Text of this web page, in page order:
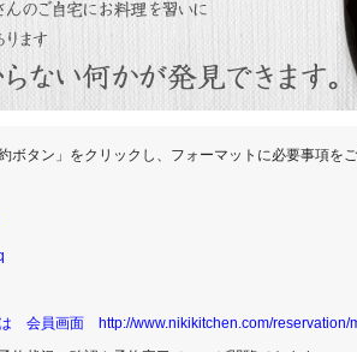
タン」をクリックし、フォーマットに必要事項を
は 会員画面
http://www.nikikitchen.com/reservation/